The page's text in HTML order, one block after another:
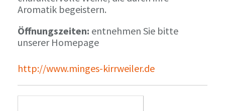
Aromatik begeistern.
Öffnungszeiten: entnehmen Sie bitte
unserer Homepage
http://www.minges-kirrweiler.de